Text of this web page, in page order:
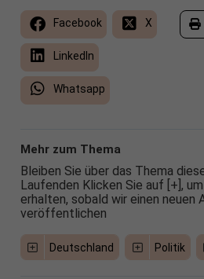
Facebook X
LinkedIn
Whatsapp
Mehr zum Thema
Bleiben Sie über das Thema
Laufenden Klicken Sie auf [+],
erhalten, sobald wir einen neuen
veröffentlichen
Deutschland Politik